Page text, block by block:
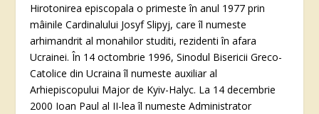
Hirotonirea episcopala o primeste în anul 1977 prin
mâinile Cardinalului Josyf Slipyj, care îl numeste
arhimandrit al monahilor studiti, rezidenti în afara
Ucrainei. În 14 octombrie 1996, Sinodul Bisericii Greco-
Catolice din Ucraina îl numeste auxiliar al
Arhiepiscopului Major de Kyiv-Halyc. La 14 decembrie
2000 Ioan Paul al II-lea îl numeste Administrator